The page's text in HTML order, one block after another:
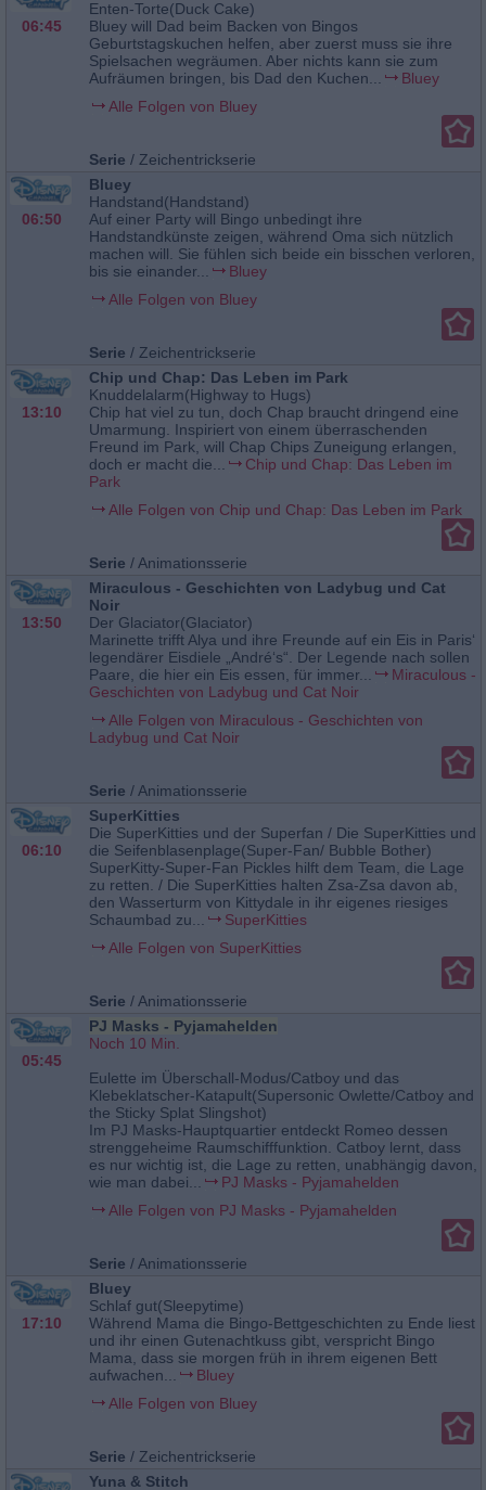
06:45
Enten-Torte(Duck Cake)
Bluey will Dad beim Backen von Bingos
Geburtstagskuchen helfen, aber zuerst muss sie ihre
Spielsachen wegräumen. Aber nichts kann sie zum
Aufräumen bringen, bis Dad den Kuchen...
Bluey
Alle Folgen von Bluey
Serie / Zeichentrickserie
06:50
Bluey
Handstand(Handstand)
Auf einer Party will Bingo unbedingt ihre
Handstandkünste zeigen, während Oma sich nützlich
machen will. Sie fühlen sich beide ein bisschen verloren,
bis sie einander...
Bluey
Alle Folgen von Bluey
Serie / Zeichentrickserie
13:10
Chip und Chap: Das Leben im Park
Knuddelalarm(Highway to Hugs)
Chip hat viel zu tun, doch Chap braucht dringend eine
Umarmung. Inspiriert von einem überraschenden
Freund im Park, will Chap Chips Zuneigung erlangen,
doch er macht die...
Chip und Chap: Das Leben im
Park
Alle Folgen von Chip und Chap: Das Leben im Park
Serie /Animationsserie
13:50
Miraculous - Geschichten von Ladybug und Cat
Noir
Der Glaciator(Glaciator)
Marinette trifft Alya und ihre Freunde auf ein Eis in Paris‘
legendärer Eisdiele „André‘s“. Der Legende nach sollen
Paare, die hier ein Eis essen, für immer...
Miraculous -
Geschichten von Ladybug und Cat Noir
Alle Folgen von Miraculous - Geschichten von
Ladybug und Cat Noir
Serie /Animationsserie
06:10
SuperKitties
Die SuperKitties und der Superfan / Die SuperKitties und
die Seifenblasenplage(Super-Fan/ Bubble Bother)
SuperKitty-Super-Fan Pickles hilft dem Team, die Lage
zu retten. / Die SuperKitties halten Zsa-Zsa davon ab,
den Wasserturm von Kittydale in ihr eigenes riesiges
Schaumbad zu...
SuperKitties
Alle Folgen von SuperKitties
Serie /Animationsserie
05:45
PJ Masks - Pyjamahelden
Noch 10 Min.
Eulette im Überschall-Modus/Catboy und das
Klebeklatscher-Katapult(Supersonic Owlette/Catboy and
the Sticky Splat Slingshot)
Im PJ Masks-Hauptquartier entdeckt Romeo dessen
strenggeheime Raumschifffunktion. Catboy lernt, dass
es nur wichtig ist, die Lage zu retten, unabhängig davon,
wie man dabei...
PJ Masks - Pyjamahelden
Alle Folgen von PJ Masks - Pyjamahelden
Serie /Animationsserie
17:10
Bluey
Schlaf gut(Sleepytime)
Während Mama die Bingo-Bettgeschichten zu Ende liest
und ihr einen Gutenachtkuss gibt, verspricht Bingo
Mama, dass sie morgen früh in ihrem eigenen Bett
aufwachen...
Bluey
Alle Folgen von Bluey
Serie / Zeichentrickserie
Yuna & Stitch